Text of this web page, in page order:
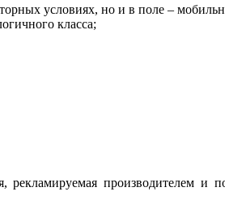
условиях, но и в поле –
класса;
производителем и